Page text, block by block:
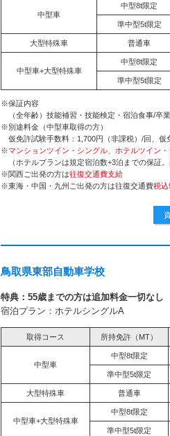
中型車
中型8t限定
準中型5t限定
大型特殊車 普通車
中型車+大型特殊車
中型8t限定
準中型5t限定
※保証内容
（全年齢）技能補習・技能検定・宿泊食事/卒業
※別途料金（中型車取得の方）
仮免許試験手数料：1,700円（非課税）/回、仮
※マンションツイン・シングル、ホテルツイン
（ホテルプランは規定宿泊数+3泊までの保証。
※関西ご出発の方は往復交通費支給
※東海・中国・九州ご出発の方は往復交通費税込
鳥取県東部自動車学校
特典：55歳までの方は追加料金一切なし
宿泊プラン：ホテルシングルA
取得コース 所持免許（MT）
中型車
中型8t限定
準中型5t限定
大型特殊車 普通車
中型車+大型特殊車
中型8t限定
準中型5t限定